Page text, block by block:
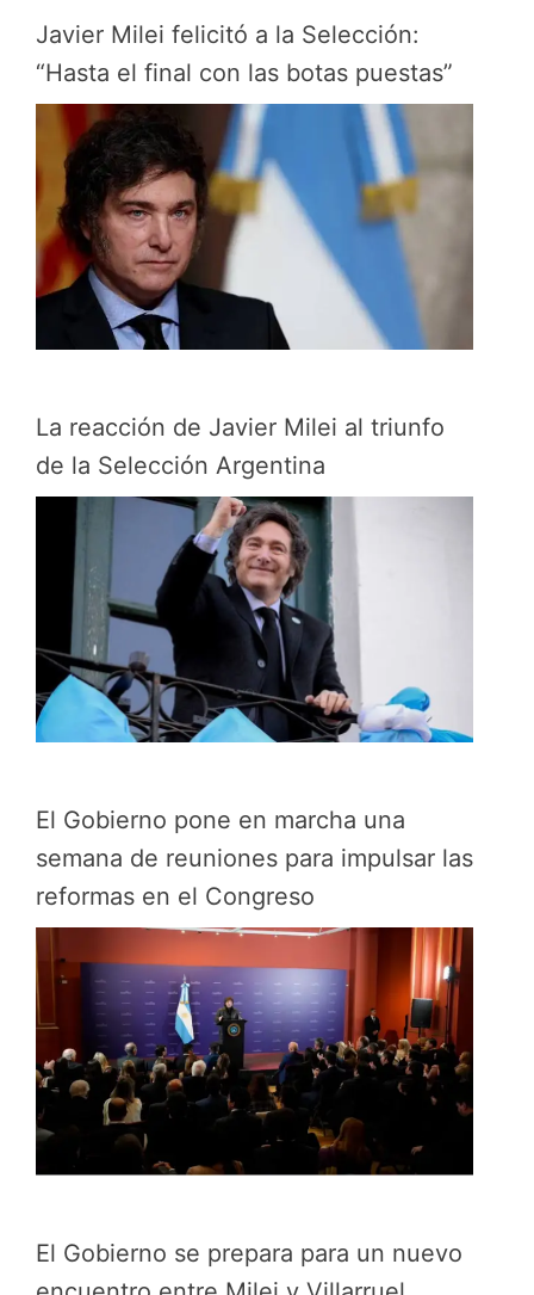
Javier Milei felicitó a la Selección:
“Hasta el final con las botas puestas”
La reacción de Javier Milei al triunfo
de la Selección Argentina
El Gobierno pone en marcha una
semana de reuniones para impulsar las
reformas en el Congreso
El Gobierno se prepara para un nuevo